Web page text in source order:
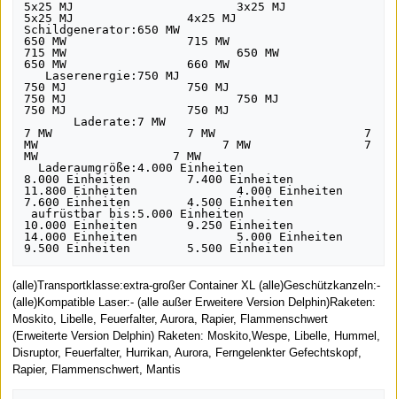
5x25 MJ                       3x25 MJ
5x25 MJ                4x25 MJ
Schildgenerator:650 MW
650 MW                 715 MW
715 MW                        650 MW
650 MW                 660 MW
750 MJ                 750 MJ
750 MJ                        750 MJ
750 MJ                 750 MJ
7 MW                   7 MW                     7
MW                          7 MW                7
MW                   7 MW
8.000 Einheiten        7.400 Einheiten
11.800 Einheiten              4.000 Einheiten
7.600 Einheiten        4.500 Einheiten
10.000 Einheiten       9.250 Einheiten
14.000 Einheiten              5.000 Einheiten
(alle)Transportklasse:extra-großer Container XL (alle)Geschützkanzeln:-
(alle)Kompatible Laser:- (alle außer Erweitere Version Delphin)Raketen:
Moskito, Libelle, Feuerfalter, Aurora, Rapier, Flammenschwert
(Erweiterte Version Delphin) Raketen: Moskito,Wespe, Libelle, Hummel,
Disruptor, Feuerfalter, Hurrikan, Aurora, Ferngelenkter Gefechtskopf,
Rapier, Flammenschwert, Mantis